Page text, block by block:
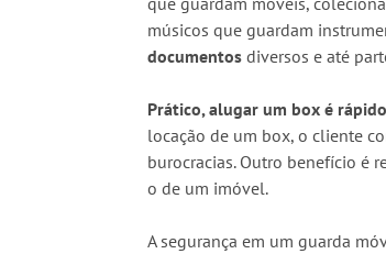
músicos que guardam
documentos diversos e até
Prático, alugar um box é
locação de um box, o cliente
burocracias. Outro benefício é
o de um imóvel.
A segurança em um guarda